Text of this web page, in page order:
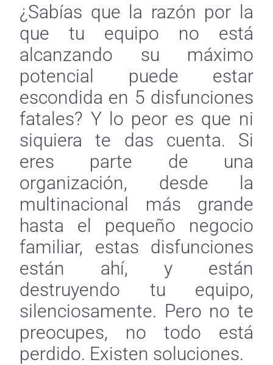
¿Sabías que la razón por la
que tu equipo no está
alcanzando su máximo
potencial puede estar
escondida en 5 disfunciones
fatales? Y lo peor es que ni
siquiera te das cuenta. Si
eres parte de una
organización, desde la
multinacional más grande
hasta el pequeño negocio
familiar, estas disfunciones
están ahí, y están
destruyendo tu equipo,
silenciosamente. Pero no te
preocupes, no todo está
perdido. Existen soluciones.